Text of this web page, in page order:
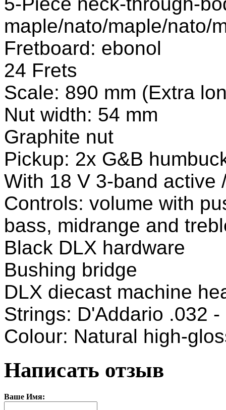
maple/nato/maple/nato/
Fretboard: ebonol
24 Frets
Scale: 890 mm (Extra
Nut width: 54 mm
Graphite nut
Pickup: 2x G&B
With 18 V 3-band active
Controls: volume with
bass, midrange and
Black DLX hardware
Bushing bridge
DLX diecast machine
Strings: D'Addario .032
Colour: Natural high-
Написать отзыв
Ваше Имя: